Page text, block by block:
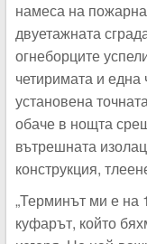
намеса на
двуетажната
огнеборците
четиримата и
установена
обаче в нощта
вътрешната
конструкция,
„Терминът ми е
куфарът, който